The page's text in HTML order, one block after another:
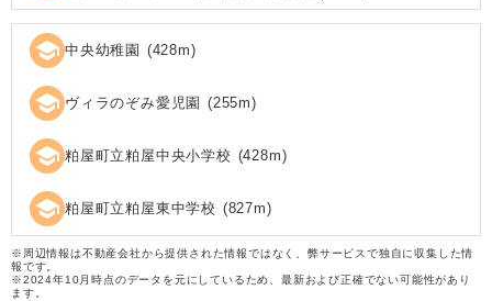
school 中央幼稚園 (428m)
school ヴィラのぞみ愛児園 (255m)
school 粕屋町立粕屋中央小学校 (428m)
school 粕屋町立粕屋東中学校 (827m)
※周辺情報は不動産会社から提供された情報ではなく、弊サービスで独自に収集した情
報です。
※2024年10月時点のデータを元にしているため、最新および正確でない可能性があり
ます。